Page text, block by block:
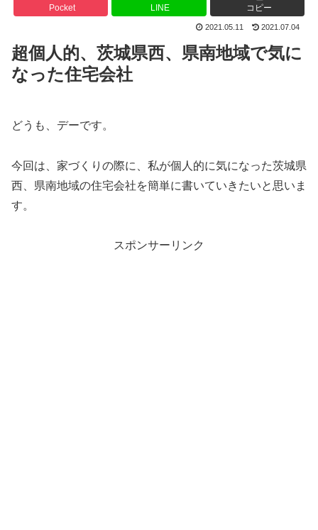
Pocket LINE コピー
2021.05.11 2021.07.04
超個人的、茨城県西、県南地域で気に
なった住宅会社
どうも、デーです。
今回は、家づくりの際に、私が個人的に気になった茨城県
西、県南地域の住宅会社を簡単に書いていきたいと思いま
す。
スポンサーリンク